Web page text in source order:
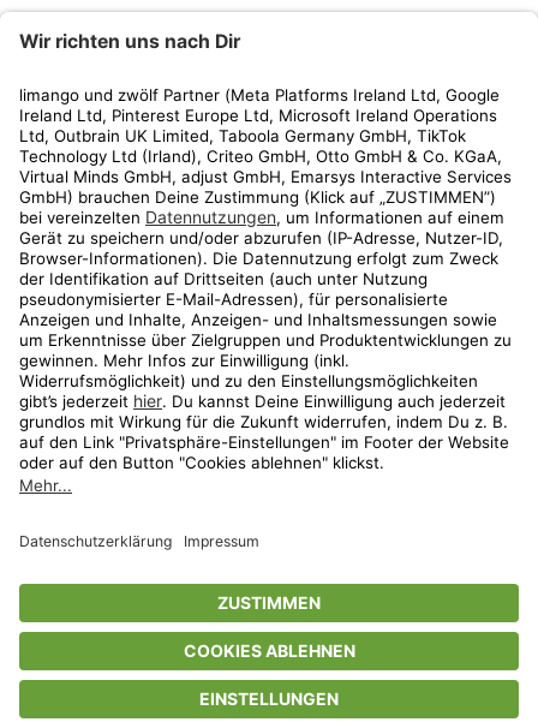
Kundenservice
Shop
Aktionen
Travel
* Streichpreise entsprechen der unverbindlichen Preisempfehlung des
Herstellers. Prozentangaben beziehen sich auf den Streichpreis.
Freunde-Aktionen findest Du unterwww.limango.de/einladen
ᵇ Gilt nur für von limango versandte Ware (nicht für von Partnern versandte